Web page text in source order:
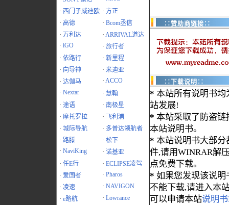
· 西门子威迪欧 · 方正
· 高德 · Bcom丞信
· 万利达 · ARRIVAL道达
· iGO · 旅行者
· 依路行 · 新里程
· 向导神 · 米迪亚
· 达伽马 · ACCO
· Nextar · 慧翰
· 途语 · 南极星
· 摩托罗拉 ·
飞利浦
· 城际导航 · 多普达领航者
· 路滕 · 松下
· NaviKing · 诺基亚
· 任E行 · ECLIPSE凌驾
· 爱国者 · Pharos
· 凌速 · NAVIGON
· e路航 · Lowrance
∷赞助商链接∷
∷下载说明∷
* 本站所有说明书均
站发展!
* 本站采取了防盗链
本站说明书。
* 本站说明书大部分
件,请用WINRAR解
点免费下载。
* 如果您发现该说明
不能下载,请进入本
可以申请本站说明